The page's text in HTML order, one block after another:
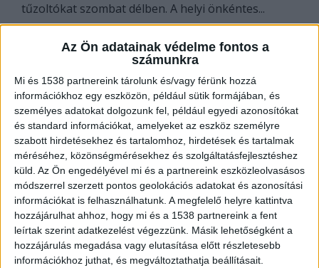
Az Ön adatainak védelme fontos a
számunkra
Mi és 1538 partnereink tárolunk és/vagy férünk hozzá
információkhoz egy eszközön, például sütik formájában, és
személyes adatokat dolgozunk fel, például egyedi azonosítókat
és standard információkat, amelyeket az eszköz személyre
szabott hirdetésekhez és tartalomhoz, hirdetések és tartalmak
méréséhez, közönségmérésekhez és szolgáltatásfejlesztéshez
küld. Az Ön engedélyével mi és a partnereink eszközleolvasásos
módszerrel szerzett pontos geolokációs adatokat és azonosítási
információkat is felhasználhatunk. A megfelelő helyre kattintva
hozzájárulhat ahhoz, hogy mi és a 1538 partnereink a fent
leírtak szerint adatkezelést végezzünk. Másik lehetőségként a
hozzájárulás megadása vagy elutasítása előtt részletesebb
információkhoz juthat, és megváltoztathatja beállításait.
tűzoltókat szombat délben. A helyi önkéntes...
OLVASS TOVÁBB